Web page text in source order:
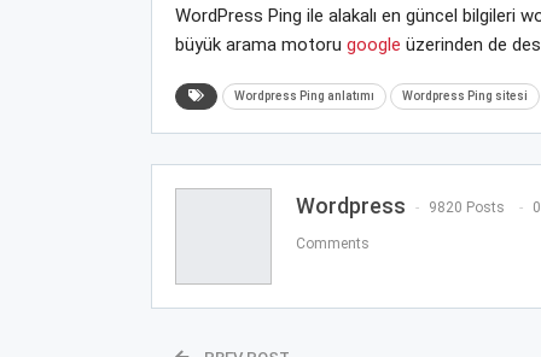
WordPress Ping ile alakalı en güncel bilgileri
büyük arama motoru google üzerinden de
Wordpress Ping anlatımı Wordpress Ping sitesi
Wordpress 9820 Posts 0
Comments